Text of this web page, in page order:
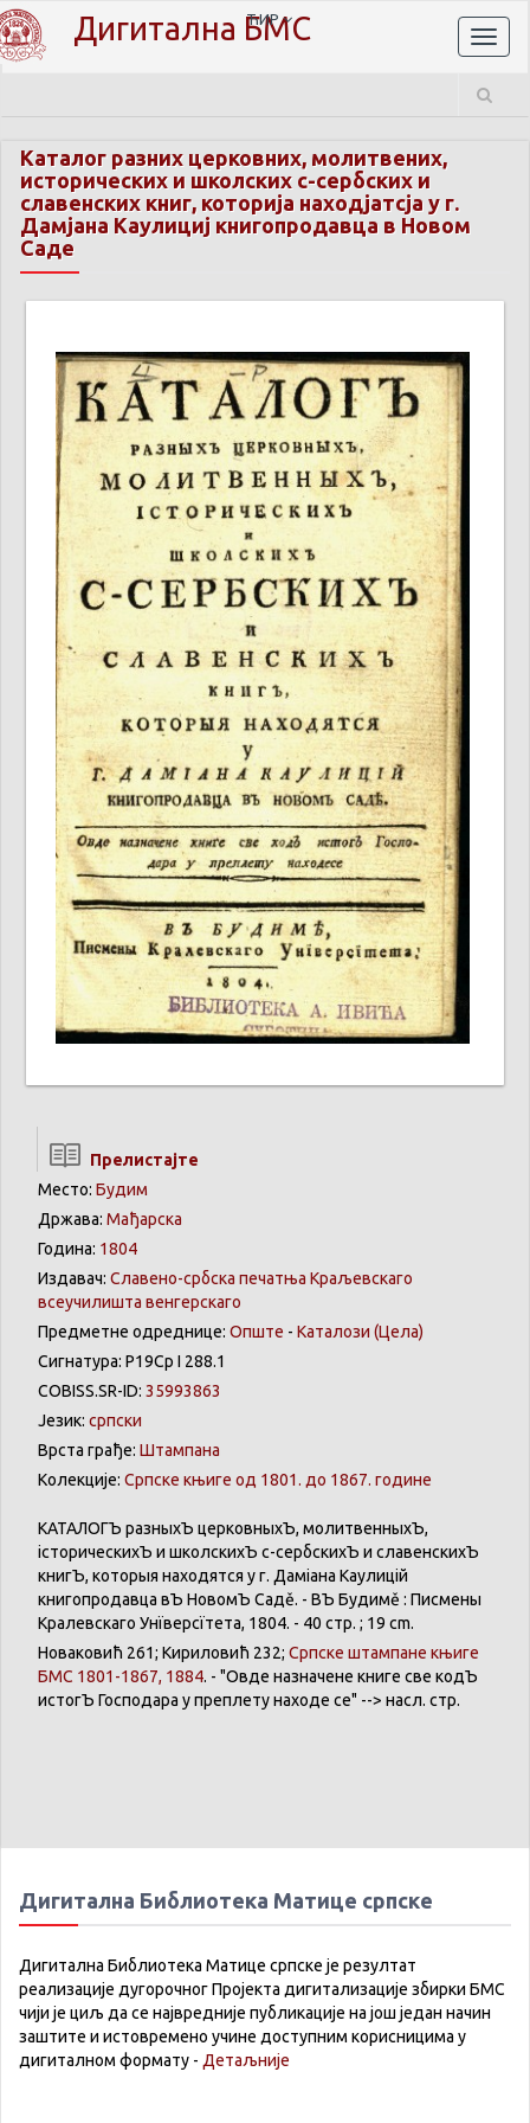
Дигитална БМС
ЋИР
Каталог разних церковних, молитвених,
исторических и школских с-сербских и
славенских книг, которија находјатсја у г.
Дамјана Каулициј книгопродавца в Новом
Саде
Прелистајте
Место: Будим
Држава: Мађарска
Година: 1804
Издавач: Славено-србска печатња Краљевскаго
всеучилишта венгерскаго
Предметне одреднице: Опште - Каталози (Цела)
Сигнатура: Р19Ср I 288.1
COBISS.SR-ID: 35993863
Језик: српски
Врста грађе: Штампана
Колекције: Српске књиге од 1801. до 1867. године
КАТАЛОГЪ разныхЪ церковныхЪ, молитвенныхЪ,
історическихЪ и школскихЪ с-сербскихЪ и славенскихЪ
книгЪ, которыя находятся у г. Даміана Каулицій
книгопродавца вЪ НовомЪ Садě. - ВЪ Будимě : Писмены
Кралевскаго Унїверсїтета, 1804. - 40 стр. ; 19 cm.
Новаковић 261; Кириловић 232; Српске штампане књиге
БМС 1801-1867, 1884. - "Овде назначене книге све кодЪ
истогЪ Господара упреплетунаходе се" --> насл. стр.
Дигитална Библиотека Матице српске
Дигитална Библиотека Матице српске је резултат
реализације дугорочног Пројекта дигитализације збирки БМС
чији је циљ да се највредније публикације на још један начин
заштите и истовремено учине доступним корисницима у
дигиталном формату - Детаљније